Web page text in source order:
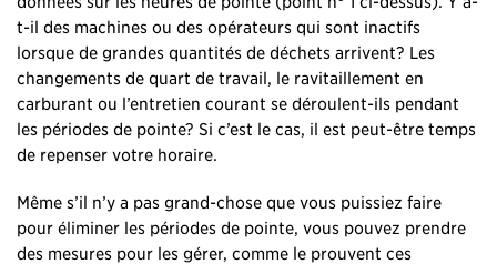
t-il des machines ou des opérateurs qui sont inactifs
lorsque de grandes quantités de déchets arrivent? Les
changements de quart de travail, le ravitaillement en
carburant ou l’entretien courant se déroulent-ils pendant
les périodes de pointe? Si c’est le cas, il est peut-être temps
de repenser votre horaire.
Même s’il n’y a pas grand-chose que vous puissiez faire
pour éliminer les périodes de pointe, vous pouvez prendre
des mesures pour les gérer, comme le prouvent ces